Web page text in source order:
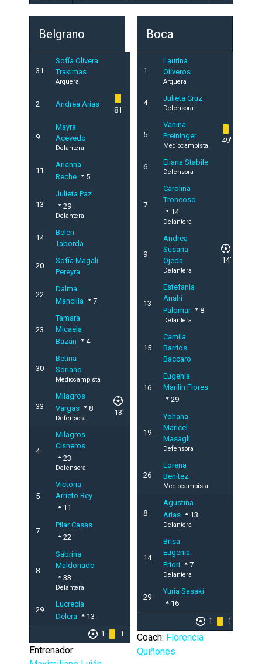
Belgrano
31
Sofía Olivera
Trakimas
Arquera
2 Andrea Arias
81'
9
Mayra
Acevedo
Delantera
11
Arianna
Reche
5
13
Julieta Paz
29
Delantera
14
Belen
Taborda
20
Sofía Magalí
Pereyra
22
Dalma
Mancilla
7
23
Tamara
Micaela
Bazán
4
30
Betina
Soriano
Mediocampista
33
Milagros
Vargas
8
Defensora
13'
4
Milagros
Cisneros
23
Defensora
5
Victoria
Arrieto Rey
11
7
Pilar Casas
22
8
Sabrina
Maldonado
33
Delantera
29
Lucrecia
Delera
13
1
1
Entrenador:
Boca
1
Laurina
Oliveros
Arquera
4
Julieta Cruz
Defensora
5
Vanina
Preininger
Mediocampista
49'
6
Eliana Stabile
Defensora
7
Carolina
Troncoso
14
Delantera
9
Andrea
Susana
Ojeda
Delantera
14'
13
Estefanía
Anahí
Palomar
8
Delantera
15
Camila
Barrios
Baccaro
16
Eugenia
Marilín Flores
29
19
Yohana
Maricel
Masagli
Defensora
26
Lorena
Benítez
Mediocampista
8
Agustina
Arias
13
Delantera
14
Brisa
Eugenia
Priori
7
Delantera
29
Yuria Sasaki
16
1
1
Coach: Florencia
Quiñones